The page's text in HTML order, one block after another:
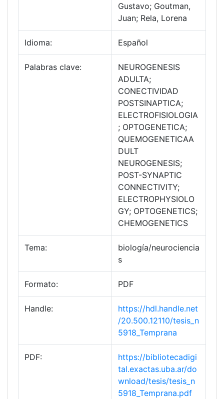
Gustavo; Goutman,
Juan; Rela, Lorena
Idioma: Español
Palabras clave:
NEUROGENESIS
ADULTA;
CONECTIVIDAD
POSTSINAPTICA;
ELECTROFISIOLOGIA
; OPTOGENETICA;
QUEMOGENETICAA
DULT
NEUROGENESIS;
POST-SYNAPTIC
CONNECTIVITY;
ELECTROPHYSIOLO
GY; OPTOGENETICS;
CHEMOGENETICS
Tema:
biología/neurociencia
s
Formato: PDF
Handle:
https://hdl.handle.net
/20.500.12110/tesis_n
5918_Temprana
PDF:
https://bibliotecadigi
tal.exactas.uba.ar/do
wnload/tesis/tesis_n
5918_Temprana.pdf